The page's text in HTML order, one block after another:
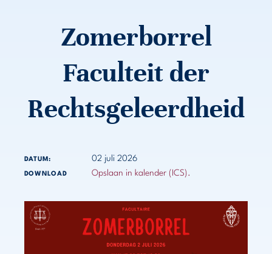
Zomerborrel
Faculteit der
Rechtsgeleerdheid
DATUM: 02 juli 2026
DOWNLOAD Opslaan in kalender (ICS).